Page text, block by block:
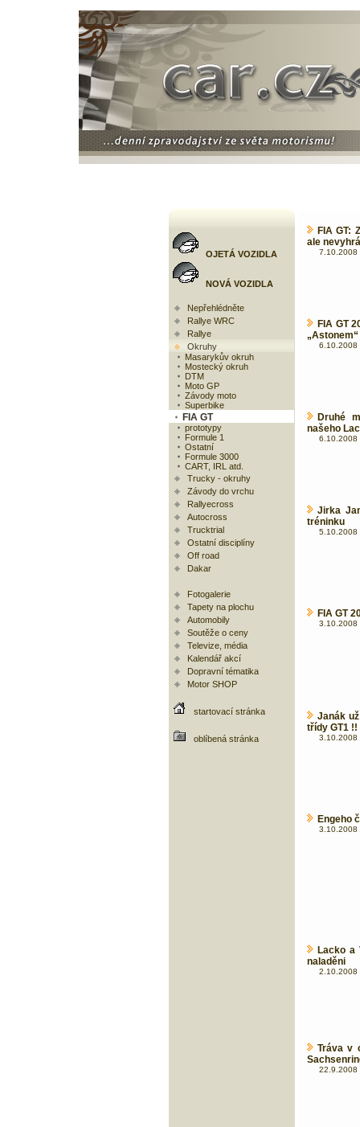
OJETÁ VOZIDLA
NOVÁ VOZIDLA
Nepřehlédněte
Rallye WRC
Rallye
Okruhy
Masarykův okruh
Mostecký okruh
DTM
Moto GP
Závody moto
Superbike
FIA GT
prototypy
Formule 1
Ostatní
Formule 3000
CART, IRL atd.
Trucky - okruhy
Závody do vrchu
Rallyecross
Autocross
Trucktrial
Ostatní disciplíny
Off road
Dakar
Fotogalerie
Tapety na plochu
Automobily
Soutěže o ceny
Televize, média
Kalendář akcí
Dopravní tématika
Motor SHOP
startovací stránka
oblíbená stránka
FIA GT:
ale
7.10.2008
FIA GT
6.10.2008
Druhé
našeho
6.10.2008
Jirka
tréninku
5.10.2008
FIA GT
3.10.2008
Janák
třídy GT1 !!
3.10.2008
Engeho
3.10.2008
Lacko a
naladěni
2.10.2008
Tráva v
22.9.2008